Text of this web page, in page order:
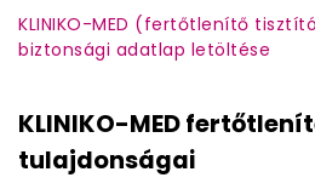
KLINIKO-MED (fertőtlenítő
biztonsági adatlap letöltése
KLINIKO-MED
tulajdonságai